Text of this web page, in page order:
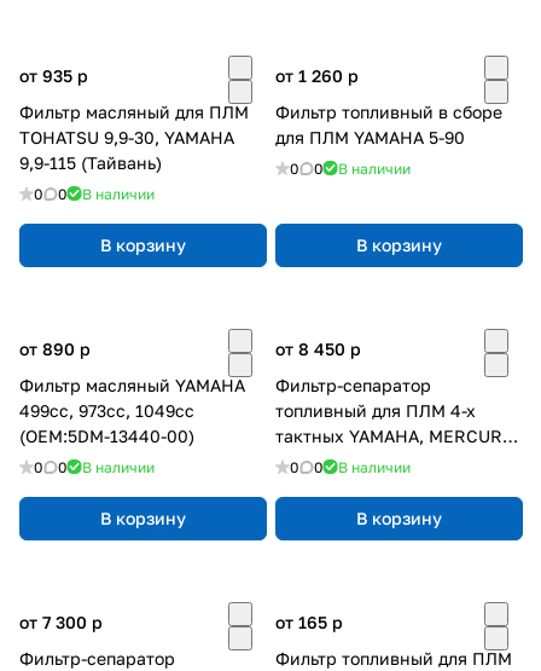
от 935 p
Фильтр масляный для ПЛМ
TOHATSU 9,9-30, YAMAHA
9,9-115 (Тайвань)
0 0 В наличии
В корзину
от 1 260 p
Фильтр топливный в сборе
для ПЛМ YAMAHA 5-90
0 0 В наличии
В корзину
от 890 p
Фильтр масляный YAMAHA
499cc, 973cc, 1049cc
(OEM:5DM-13440-00)
0 0 В наличии
В корзину
от 8 450 p
Фильтр-сепаратор
топливный для ПЛМ 4-х
тактных YAMAHA, MERCURY
с кронштейном, сменный
0 0 В наличии
В корзину
от 7 300 p
Фильтр-сепаратор
от 165 p
Фильтр топливный для ПЛМ